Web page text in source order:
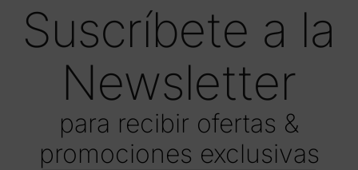
Suscríbete a la
Newsletter
para recibir ofertas &
promociones exclusivas